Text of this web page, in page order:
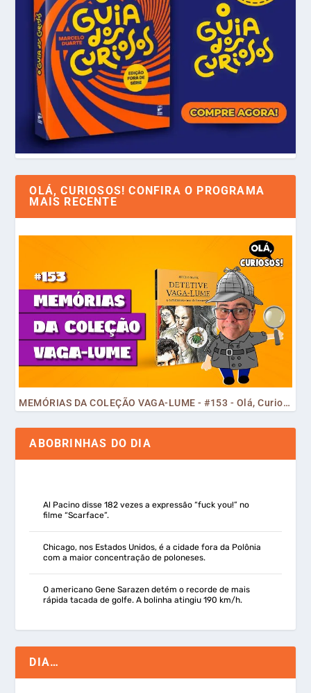
OLÁ, CURIOSOS! CONFIRA O PROGRAMA
MAIS RECENTE
MEMÓRIAS DA COLEÇÃO VAGA-LUME - #153 - Olá, Curiosos! 2023
ABOBRINHAS DO DIA
Al Pacino disse 182 vezes a expressão “fuck you!” no
filme “Scarface”.
Chicago, nos Estados Unidos, é a cidade fora da Polônia
com a maior concentração de poloneses.
O americano Gene Sarazen detém o recorde de mais
rápida tacada de golfe. A bolinha atingiu 190 km/h.
DIA…